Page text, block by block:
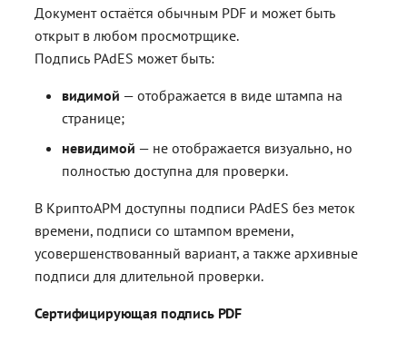
Документ остаётся обычным PDF и может быть
открыт в любом просмотрщике.
Подпись PAdES может быть:
видимой — отображается в виде штампа на
странице;
невидимой — не отображается визуально, но
полностью доступна для проверки.
В КриптоАРМ доступны подписи PAdES без меток
времени, подписи со штампом времени,
усовершенствованный вариант, а также архивные
подписи для длительной проверки.
Сертифицирующая подпись PDF